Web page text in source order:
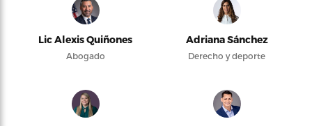
Lic Alexis Quiñones
Abogado
Adriana Sánchez
Derecho y deporte